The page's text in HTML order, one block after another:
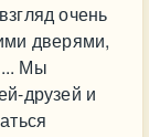
очень
дверями,
Мы
друзей и